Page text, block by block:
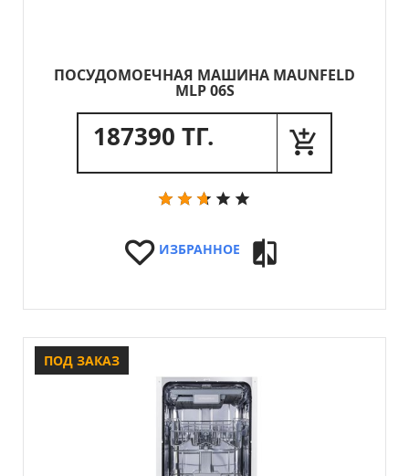
ПОСУДОМОЕЧНАЯ МАШИНА MAUNFELD
MLP 06S
187390 ТГ.
ИЗБРАННОЕ
ПОД ЗАКАЗ